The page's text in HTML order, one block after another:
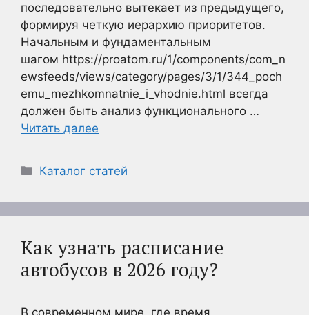
последовательно вытекает из предыдущего,
формируя четкую иерархию приоритетов.
Начальным и фундаментальным
шагом https://proatom.ru/1/components/com_n
ewsfeeds/views/category/pages/3/1/344_poch
emu_mezhkomnatnie_i_vhodnie.html всегда
должен быть анализ функционального …
Читать далее
Рубрики
Каталог статей
Как узнать расписание
автобусов в 2026 году?
В современном мире, где время